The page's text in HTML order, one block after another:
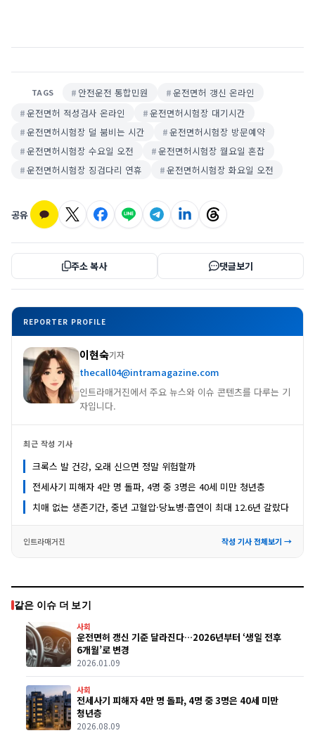
TAGS 안전운전 통합민원
운전면허 갱신 온라인
운전면허 적성검사 온라인
운전면허시험장 대기시간
운전면허시험장 덜 붐비는 시간
운전면허시험장 방문예약
운전면허시험장 수요일 오전
운전면허시험장 월요일 혼잡
운전면허시험장 징검다리 연휴
운전면허시험장 화요일 오전
공유
주소 복사 댓글보기
REPORTER PROFILE
이현숙기자
thecall04@intramagazine.com
인트라매거진에서 주요 뉴스와 이슈 콘텐츠를 다루는 기
자입니다.
최근 작성 기사
크록스 발 건강, 오래 신으면 정말 위험할까
전세사기 피해자 4만 명 돌파, 4명 중 3명은 40세 미만 청년층
치매 없는 생존기간, 중년 고혈압·당뇨병·흡연이 최대 12.6년 갈랐다
인트라매거진 작성 기사 전체보기 →
같은 이슈 더 보기
사회
운전면허 갱신 기준 달라진다…2026년부터 ‘생일 전후
6개월’로 변경
2026.01.09
사회
전세사기 피해자 4만 명 돌파, 4명 중 3명은 40세 미만
청년층
2026.08.09